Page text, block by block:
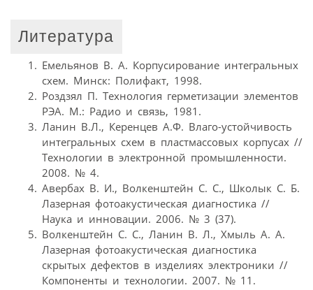
Литература
Емельянов В. А. Корпусирование интегральных
схем. Минск: Полифакт, 1998.
Роздзял П. Технология герметизации элементов
РЭА. М.: Радио и связь, 1981.
Ланин В.Л., Керенцев А.Ф. Влаго-устойчивость
интегральных схем в пластмассовых корпусах //
Технологии в электронной промышленности.
2008. № 4.
Авербах В. И., Волкенштейн С. С., Школык С. Б.
Лазерная фотоакустическая диагностика //
Наука и инновации. 2006. № 3 (37).
Волкенштейн С. С., Ланин В. Л., Хмыль А. А.
Лазерная фотоакустическая диагностика
скрытых дефектов в изделиях электроники //
Компоненты и технологии. 2007. № 11.